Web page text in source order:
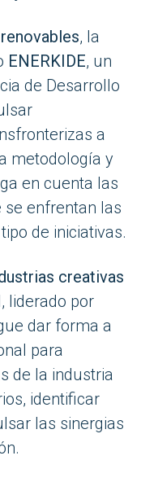
, la
ENERKIDE, un
de Desarrollo
a
metodología y
en cuenta las
se enfrentan las
de iniciativas.
creativas
, liderado por
dar forma a
para
de la industria
identificar
las sinergias